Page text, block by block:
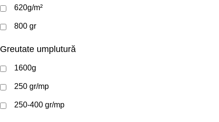
620g/m²
800 gr
Greutate umplutură
1600g
250 gr/mp
250-400 gr/mp